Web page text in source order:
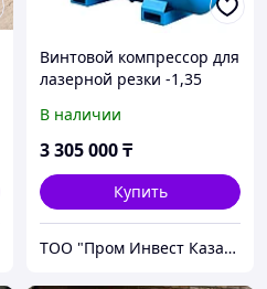
Винтовой компрессор для
лазерной резки -1,35
В наличии
3 305 000₸
Купить
ТОО "Пром Инвест Казахстан"